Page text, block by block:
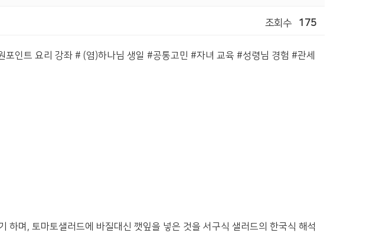
조회수 175
인트 요리 강좌 # (염)하나님 생일 #공통고민 #자녀 교육 #성령님 경험 #관세
며, 토마토샐러드에 바질대신 깻잎을 넣은 것을 서구식 샐러드의 한국식 해석